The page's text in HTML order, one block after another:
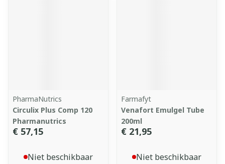
PharmaNutrics
Circulix Plus Comp 120
Pharmanutrics
€ 57,15
Niet beschikbaar
Farmafyt
Venafort Emulgel Tube
200ml
€ 21,95
Niet beschikbaar